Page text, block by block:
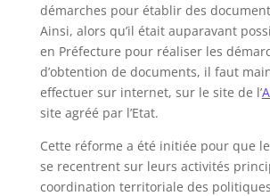
démarches pour établir des
Ainsi, alors qu’il était auparavant
en Préfecture pour réaliser les
d’obtention de documents, il faut
effectuer sur internet, sur le site de l’
site agréé par l’Etat.
Cette réforme a été initiée pour que
se recentrent sur leurs activités
coordination territoriale des